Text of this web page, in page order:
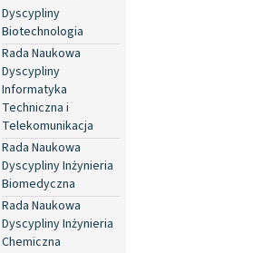
Dyscypliny
Biotechnologia
Rada Naukowa
Dyscypliny
Informatyka
Techniczna i
Telekomunikacja
Rada Naukowa
Dyscypliny Inżynieria
Biomedyczna
Rada Naukowa
Dyscypliny Inżynieria
Chemiczna